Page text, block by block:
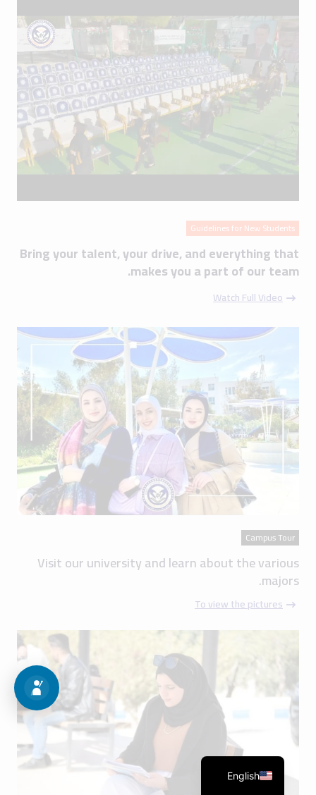
Guidelines for New Students
Bring your talent, your drive, and everything that
makes you a part of our team.
Watch Full Video
Campus Tour
Visit our university and learn about the various
majors.
To view the pictures
English